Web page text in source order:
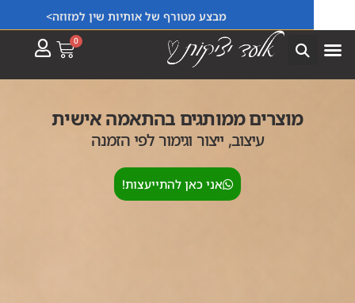
מבצע מטורף של אותיות שין למזוזה>
מוצרים ממותגים בהתאמה אישית
עיצוב, ייצור וגימור לפי הזמנה
אני כאן להתייעצות!